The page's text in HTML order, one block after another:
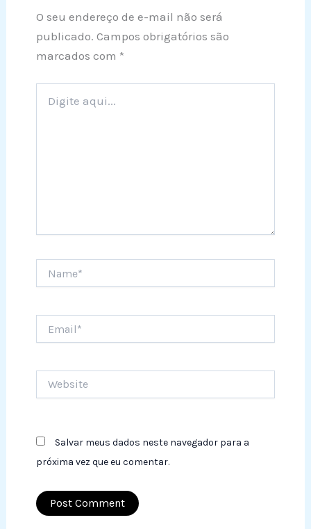
O seu endereço de e-mail não será
publicado. Campos obrigatórios são
marcados com *
aqui...
Salvar meus dados neste navegador para a
próxima vez que eu comentar.